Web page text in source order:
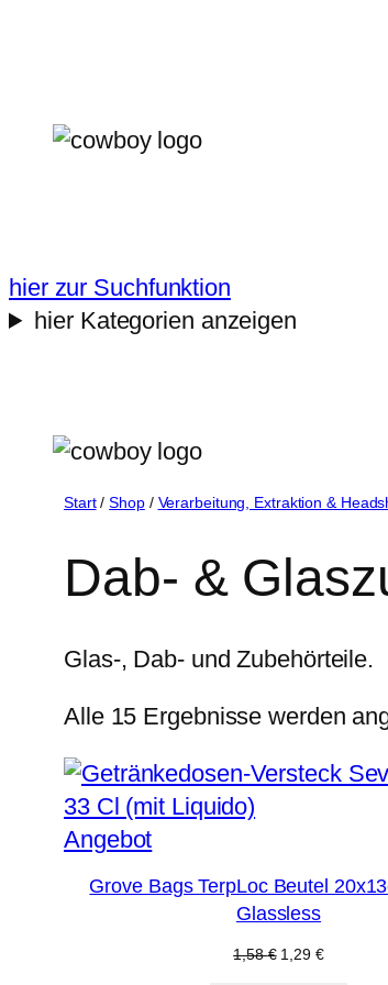
hier zur Suchfunktion
hier Kategorien anzeigen
Start/Shop/ Verarbeitung, Extraktion &
Dab- &
Glas-, Dab- und Zubehörteile.
Alle 15 Ergebnisse werden
AngebotProdukt
Angebot
Grove Bags TerpLoc Beutel
Glassless
1,58€ Ursprünglicher
1,29 €Aktueller